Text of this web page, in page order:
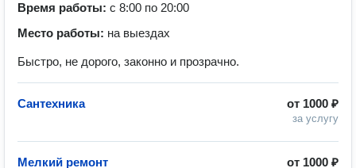
Время работы: с 8:00 по 20:00
Место работы: на выездах
Быстро, не дорого, законно и прозрачно.
от 1000 ₽
за услугу
Сантехника
от 1000 ₽
Мелкий ремонт